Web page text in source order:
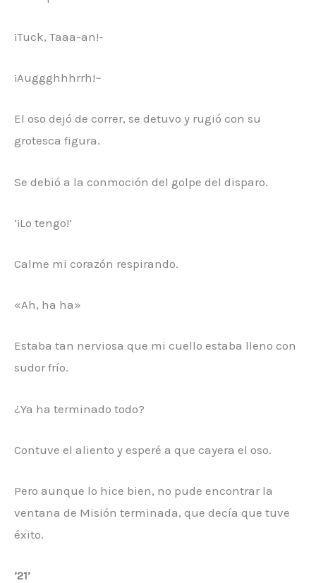
¡Tuck, Taaa-an!-
¡Auggghhhrrh!~
El oso dejó de correr, se detuvo y rugió con su
grotesca figura.
Se debió a la conmoción del golpe del disparo.
‘¡Lo tengo!’
Calme mi corazón respirando.
«Ah, ha ha»
Estaba tan nerviosa que mi cuello estaba lleno con
sudor frío.
¿Ya ha terminado todo?
Contuve el aliento y esperé a que cayera el oso.
Pero aunque lo hice bien, no pude encontrar la
ventana de Misión terminada, que decía que tuve
éxito.
’21’